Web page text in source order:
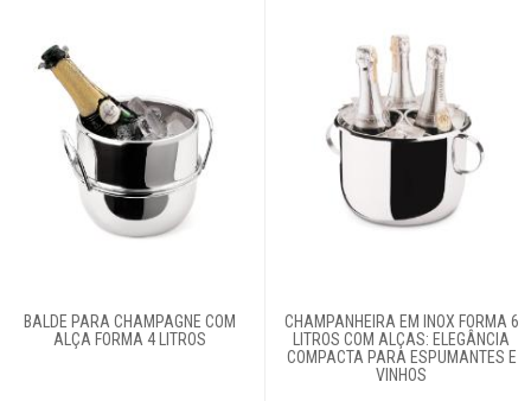
Talheres
Cama e banho
Móveis
Login
BALDE PARA CHAMPAGNE COM
ALÇA FORMA 4 LITROS
CHAMPANHEIRA EM INOX FORMA 6
LITROS COM ALÇAS: ELEGÂNCIA
COMPACTA PARA ESPUMANTES E
VINHOS